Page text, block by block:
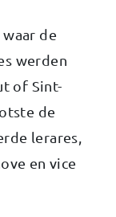
de
werden
of Sint-
de
lerares,
en vice